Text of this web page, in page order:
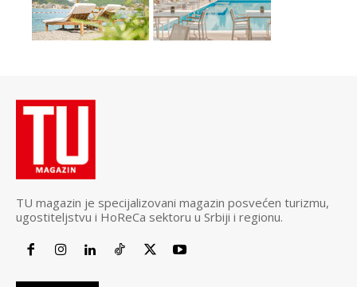
TU magazin je specijalizovani magazin posvećen turizmu,
ugostiteljstvu i HoReCa sektoru u Srbiji i regionu.